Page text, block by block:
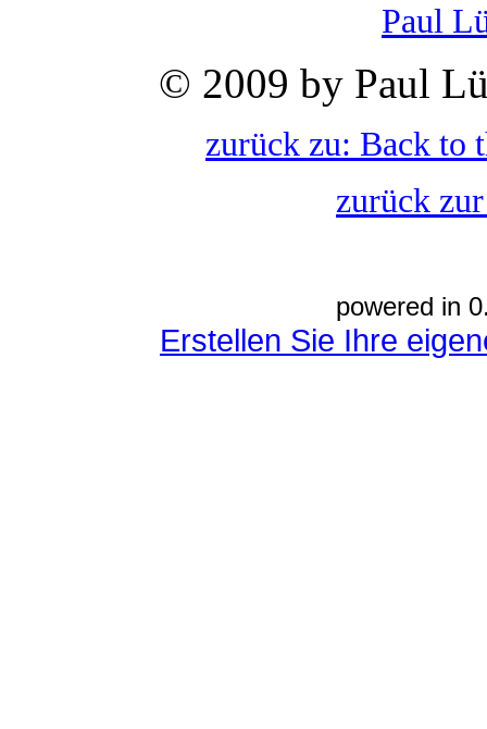
Paul
© 2009 by Paul
zurück zu: Back to
zurück
powered in
Erstellen Sie Ihre